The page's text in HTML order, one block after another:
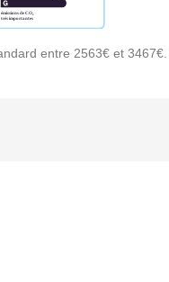
entre 2563€ et